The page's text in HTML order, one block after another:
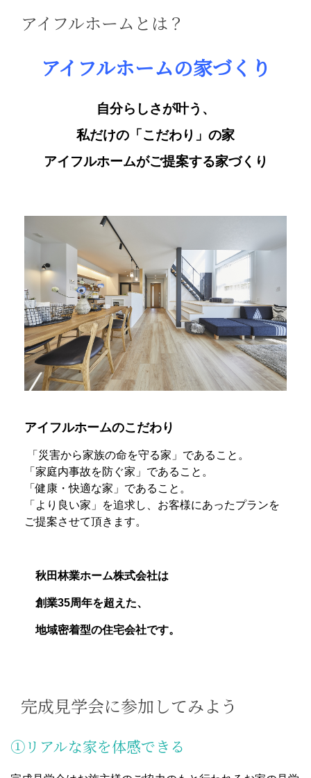
アイフルホームとは？
アイフルホームの家づくり
自分らしさが叶う、
私だけの「こだわり」の家
アイフルホームがご提案する家づくり
アイフルホームのこだわり
「災害から家族の命を守る家」であること。
「家庭内事故を防ぐ家」であること。
「健康・快適な家」であること。​
「より良い家」を追求し、お客様にあったプランを
ご提案させて頂きます。
秋田林業ホーム株式会社は
​ 創業35周年を超えた、
地域密着型の住宅会社です。
完成見学会に参加してみよう
①リアルな家を体感できる